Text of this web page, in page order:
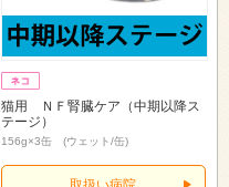
猫用 ＮＦ腎臓ケア（中期以降ス
テージ）
156g×3缶 (ウェット/缶)